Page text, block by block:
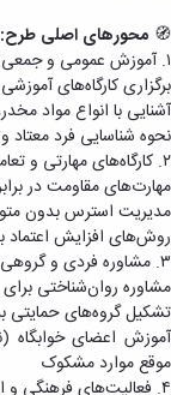
🧭 محورهای اصلی طرح:
۱. آموزش عمومی و جمعی
برگزاری کارگاه‌های
آشنایی با انواع مواد
نحوه شناسایی فرد
۲. کارگاه‌های مهارتی و تعاملی
مهارت‌های مقاومت در
مدیریت استرس بدون
روش‌های افزایش
۳. مشاوره فردی و گروهی
مشاوره روان‌شناختی
تشکیل گروه‌های حمایتی
آموزش اعضای خوابگاه
موقع موارد مشکوک
۴. فعالیت‌های فرهنگی و الهام‌بخش